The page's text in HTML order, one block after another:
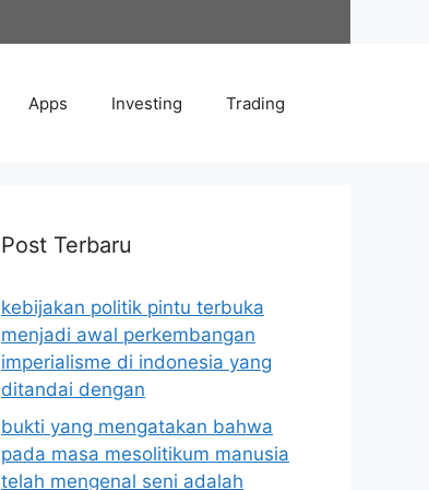
Apps Investing Trading
Post Terbaru
kebijakan politik pintu terbuka
menjadi awal perkembangan
imperialisme di indonesia yang
ditandai dengan
bukti yang mengatakan bahwa
pada masa mesolitikum manusia
telah mengenal seni adalah